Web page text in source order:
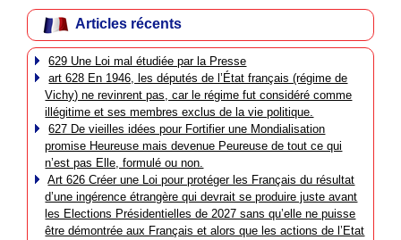
Articles récents
629 Une Loi mal étudiée par la Presse
art 628 En 1946, les députés de l’État français (régime de
Vichy) ne revinrent pas, car le régime fut considéré comme
illégitime et ses membres exclus de la vie politique.
627 De vieilles idées pour Fortifier une Mondialisation
promise Heureuse mais devenue Peureuse de tout ce qui
n’est pas Elle, formulé ou non.
Art 626 Créer une Loi pour protéger les Français du résultat
d’une ingérence étrangère qui devrait se produire juste avant
les Elections Présidentielles de 2027 sans qu’elle ne puisse
être démontrée aux Français et alors que les actions de l’Etat